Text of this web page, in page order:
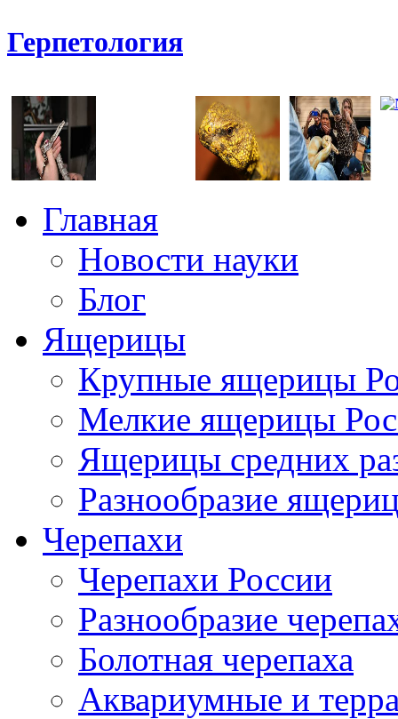
Герпетология
Главная
Новости науки
Блог
Ящерицы
Крупные ящерицы
Мелкие ящерицы
Ящерицы средних
Разнообразие
Черепахи
Черепахи России
Разнообразие
Болотная черепаха
Аквариумные и